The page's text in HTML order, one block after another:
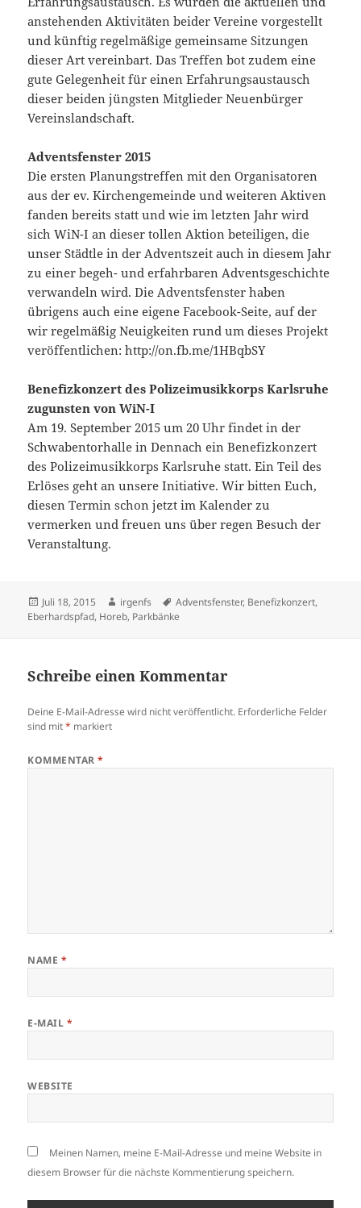
anstehenden Aktivitäten beider Vereine vorgestellt
und künftig regelmäßige gemeinsame Sitzungen
dieser Art vereinbart. Das Treffen bot zudem eine
gute Gelegenheit für einen Erfahrungsaustausch
dieser beiden jüngsten Mitglieder Neuenbürger
Vereinslandschaft.
Adventsfenster 2015
Die ersten Planungstreffen mit den Organisatoren
aus der ev. Kirchengemeinde und weiteren Aktiven
fanden bereits statt und wie im letzten Jahr wird
sich WiN-I an dieser tollen Aktion beteiligen, die
unser Städtle in der Adventszeit auch in diesem Jahr
zu einer begeh- und erfahrbaren Adventsgeschichte
verwandeln wird. Die Adventsfenster haben
übrigens auch eine eigene Facebook-Seite, auf der
wir regelmäßig Neuigkeiten rund um dieses Projekt
veröffentlichen: http://on.fb.me/1HBqbSY
Benefizkonzert des Polizeimusikkorps Karlsruhe
zugunsten von WiN-I
Am 19. September 2015 um 20 Uhr findet in der
Schwabentorhalle in Dennach ein Benefizkonzert
des Polizeimusikkorps Karlsruhe statt. Ein Teil des
Erlöses geht an unsere Initiative. Wir bitten Euch,
diesen Termin schon jetzt im Kalender zu
vermerken und freuen uns über regen Besuch der
Veranstaltung.
Veröffentlicht
am
Juli 18, 2015 Autor
irgenfs Schlagwörter
Adventsfenster, Benefizkonzert,
Eberhardspfad, Horeb, Parkbänke
Schreibe einen Kommentar
Deine E-Mail-Adresse wird nicht veröffentlicht. Erforderliche Felder
sind mit* markiert
KOMMENTAR*
NAME *
E-MAIL *
WEBSITE
Meinen Namen, meine E-Mail-Adresse und meine Website in
diesem Browser für die nächste Kommentierung speichern.